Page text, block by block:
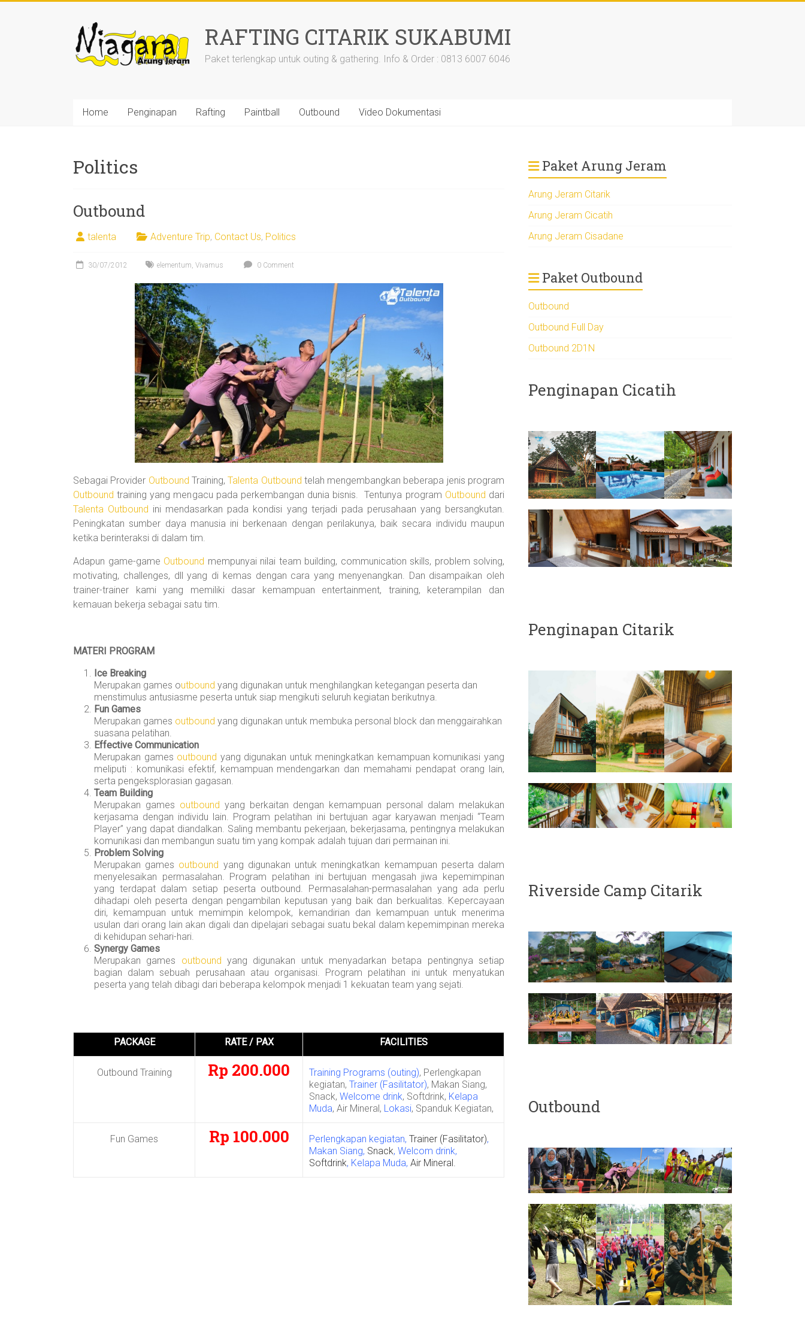
RAFTING CITARIK SUKABUMI
Paket terlengkap untuk outing & gathering. Info & Order : 0813 6007 6046
Home Penginapan Rafting Paintball Outbound Video Dokumentasi
Politics
Outbound
talenta Adventure Trip, Contact Us, Politics
30/07/2012 elementum, Vivamus 0 Comment
Sebagai Provider Outbound Training,Talenta Outbound telah mengembangkan beberapa jenis program
Outbound training yang mengacu pada perkembangan dunia bisnis. Tentunya program Outbound dari
Talenta Outbound ini mendasarkan pada kondisi yang terjadi pada perusahaan yang bersangkutan.
Peningkatan sumber daya manusia ini berkenaan dengan perilakunya, baik secara individu maupun
ketika berinteraksi di dalam tim.
Adapun game-game Outbound mempunyai nilai team building, communication skills, problem solving,
motivating, challenges, dll yang di kemas dengan cara yang menyenangkan. Dan disampaikan oleh
trainer-trainer kami yang memiliki dasar kemampuan entertainment, training, keterampilan dan
kemauan bekerja sebagai satu tim.
MATERI PROGRAM
Ice Breaking
Merupakan games outbound yang digunakan untuk menghilangkan ketegangan peserta dan
menstimulus antusiasme peserta untuk siap mengikuti seluruh kegiatan berikutnya.
Fun Games
Merupakan games outbound yang digunakan untuk membuka personal block dan menggairahkan
suasana pelatihan.
Effective Communication
Merupakan games outbound yang digunakan untuk meningkatkan kemampuan komunikasi yang
meliputi : komunikasi efektif, kemampuan mendengarkan dan memahami pendapat orang lain,
serta pengeksplorasian gagasan.
Team Building
Merupakan games outbound yang berkaitan dengan kemampuan personal dalam melakukan
kerjasama dengan individu lain. Program pelatihan ini bertujuan agar karyawan menjadi “Team
Player” yang dapat diandalkan. Saling membantu pekerjaan, bekerjasama, pentingnya melakukan
komunikasi dan membangun suatu tim yang kompak adalah tujuan dari permainan ini.
Problem Solving
Merupakan games outbound yang digunakan untuk meningkatkan kemampuan peserta dalam
menyelesaikan permasalahan. Program pelatihan ini bertujuan mengasah jiwa kepemimpinan
yang terdapat dalam setiap peserta outbound. Permasalahan-permasalahan yang ada perlu
dihadapi oleh peserta dengan pengambilan keputusan yang baik dan berkualitas. Kepercayaan
diri, kemampuan untuk memimpin kelompok, kemandirian dan kemampuan untuk menerima
usulan dari orang lain akan digali dan dipelajari sebagai suatu bekal dalam kepemimpinan mereka
di kehidupan sehari-hari.
Synergy Games
Merupakan games outbound yang digunakan untuk menyadarkan betapa pentingnya setiap
bagian dalam sebuah perusahaan atau organisasi. Program pelatihan ini untuk menyatukan
peserta yang telah dibagi dari beberapa kelompok menjadi 1 kekuatan team yang sejati.
PACKAGE RATE / PAX FACILITIES
Outbound Training Rp 200.000 Training Programs (outing), Perlengkapan
kegiatan, Trainer (Fasilitator), Makan Siang,
Snack, Welcome drink, Softdrink, Kelapa
Muda, Air Mineral, Lokasi, Spanduk Kegiatan,
Fun Games Rp 100.000 Perlengkapan kegiatan, Trainer (Fasilitator),
Makan Siang, Snack, Welcom drink,
Softdrink, Kelapa Muda, Air Mineral.
Paket Arung Jeram
Arung Jeram Citarik
Arung Jeram Cicatih
Arung Jeram Cisadane
Paket Outbound
Outbound
Outbound Full Day
Outbound 2D1N
Penginapan Cicatih
Penginapan Citarik
Riverside Camp Citarik
Outbound